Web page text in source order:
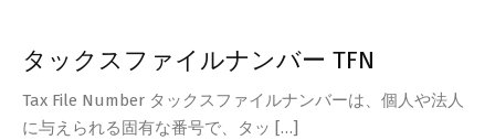
タックスファイルナンバー TFN
Tax File Number タックスファイルナンバーは、個人や法人
に与えられる固有な番号で、タッ […]